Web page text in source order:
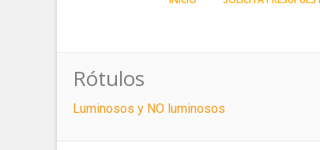
Rótulos
Luminosos y NO luminosos